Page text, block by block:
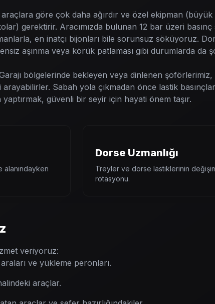
göre çok daha ağırdır ve özel ekipman (büyük
gerektirir. Aracımızda bulunan 12 bar üzeri basınç
en inatçı bijonları bile sorunsuz söküyoruz.
aşınma veya körük patlaması gibi durumlarda da
bölgelerinde bekleyen veya dinlenen şoförlerimiz,
Sabah yola çıkmadan önce lastik
güvenli bir seyir için hayati önem taşır.
alanındayken
Dorse Uzmanlığı
Treyler ve dorse lastiklerinin
rotasyonu.
veriyoruz:
ve yükleme peronları.
araçlar.